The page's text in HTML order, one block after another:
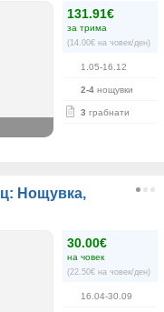
131.91€
за трима
(14.00€ на човек/ден)
1.05-16.12
2-4 нощувки
3 грабнати
Нощувка,
30.00€
на човек
(22.50€ на човек/ден)
16.04-30.09